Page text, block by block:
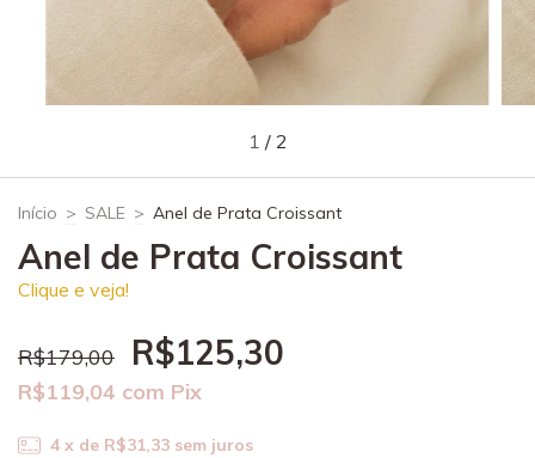
1 / 2
Início > SALE > Anel de Prata Croissant
Anel de Prata Croissant
Clique e veja!
R$179,00 R$125,30
R$119,04 com Pix
4 x de R$31,33 sem juros